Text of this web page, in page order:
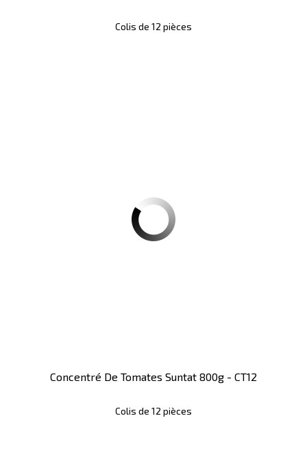
Colis de 12 pièces
Concentré De Tomates Suntat 800g - CT12
Colis de 12 pièces